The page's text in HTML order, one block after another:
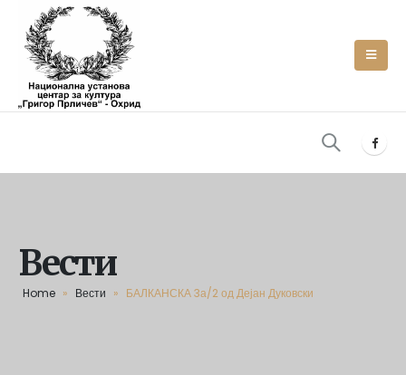
Вести
Home » Вести » БАЛКАНСКА 3а/2 од Дејан Дуковски